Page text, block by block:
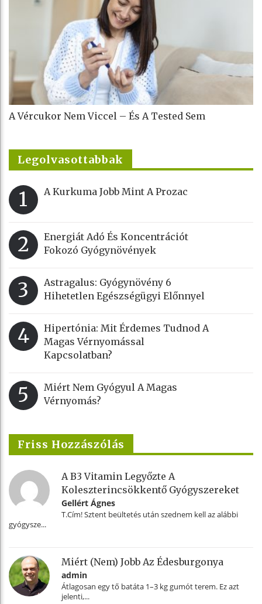
A Vércukor Nem Viccel – És A Tested Sem
Legolvasottabbak
1 A Kurkuma Jobb Mint A Prozac
2
Energiát Adó És Koncentrációt
Fokozó Gyógynövények
3
Astragalus: Gyógynövény 6
Hihetetlen Egészségügyi Előnnyel
4
Hipertónia: Mit Érdemes Tudnod A
Magas Vérnyomással
Kapcsolatban?
5
Miért Nem Gyógyul A Magas
Vérnyomás?
Friss Hozzászólás
A B3 Vitamin Legyőzte A
Koleszterincsökkentő Gyógyszereket
Gellért Ágnes
T.Cím! Sztent beültetés után szednem kell az alábbi
gyógysze...
Miért (nem) Jobb Az Édesburgonya
admin
Átlagosan egy tő batáta 1–3 kg gumót terem. Ez azt
jelenti,...